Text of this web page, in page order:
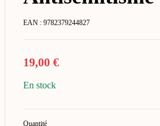
EAN : 9782379244827
19,00 €
En stock
Quantité